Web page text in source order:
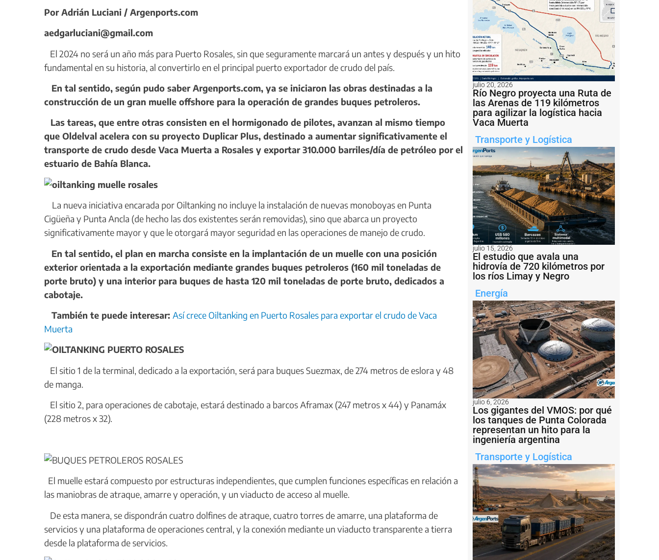
Por Adrián Luciani / Argenports.com
aedgarluciani@gmail.com
El 2024 no será un año más para Puerto Rosales, sin que seguramente marcará un antes y después y un hito
fundamental en su historia, al convertirlo en el principal puerto exportador de crudo del país.
En tal sentido, según pudo saber Argenports.com, ya se iniciaron las obras destinadas a la
construcción de un gran muelle offshore para la operación de grandes buques petroleros.
Las tareas, que entre otras consisten en el hormigonado de pilotes, avanzan al mismo tiempo
que Oldelval acelera con su proyecto Duplicar Plus, destinado a aumentar significativamente el
transporte de crudo desde Vaca Muerta a Rosales y exportar 310.000 barriles/día de petróleo por el
estuario de Bahía Blanca.
La nueva iniciativa encarada por Oiltanking no incluye la instalación de nuevas monoboyas en Punta
Cigüeña y Punta Ancla (de hecho las dos existentes serán removidas), sino que abarca un proyecto
significativamente mayor y que le otorgará mayor seguridad en las operaciones de manejo de crudo.
En tal sentido, el plan en marcha consiste en la implantación de un muelle con una posición
exterior orientada a la exportación mediante grandes buques petroleros (160 mil toneladas de
porte bruto) y una interior para buques de hasta 120 mil toneladas de porte bruto, dedicados a
cabotaje.
También te puede interesar: Así crece Oiltanking en Puerto Rosales para exportar el crudo de Vaca
Muerta
El sitio 1 de la terminal, dedicado a la exportación, será para buques Suezmax, de 274 metros de eslora y 48
de manga.
El sitio 2, para operaciones de cabotaje, estará destinado a barcos Aframax (247 metros x 44) y Panamáx
(228 metros x 32).
El muelle estará compuesto por estructuras independientes, que cumplen funciones específicas en relación a
las maniobras de atraque, amarre y operación, y un viaducto de acceso al muelle.
De esta manera, se dispondrán cuatro dolfines de atraque, cuatro torres de amarre, una plataforma de
servicios y una plataforma de operaciones central, y la conexión mediante un viaducto transparente a tierra
desde la plataforma de servicios.
julio 20, 2026
Río Negro proyecta una Ruta de
las Arenas de 119 kilómetros
para agilizar la logística hacia
Vaca Muerta
Transporte y Logística
julio 15, 2026
El estudio que avala una
hidrovía de 720 kilómetros por
los ríos Limay y Negro
Energía
julio 6, 2026
Los gigantes del VMOS: por qué
los tanques de Punta Colorada
representan un hito para la
ingeniería argentina
Transporte y Logística